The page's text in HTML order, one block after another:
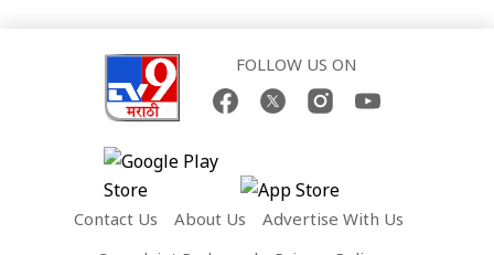
FOLLOW US ON
Contact Us About Us
Advertise With Us